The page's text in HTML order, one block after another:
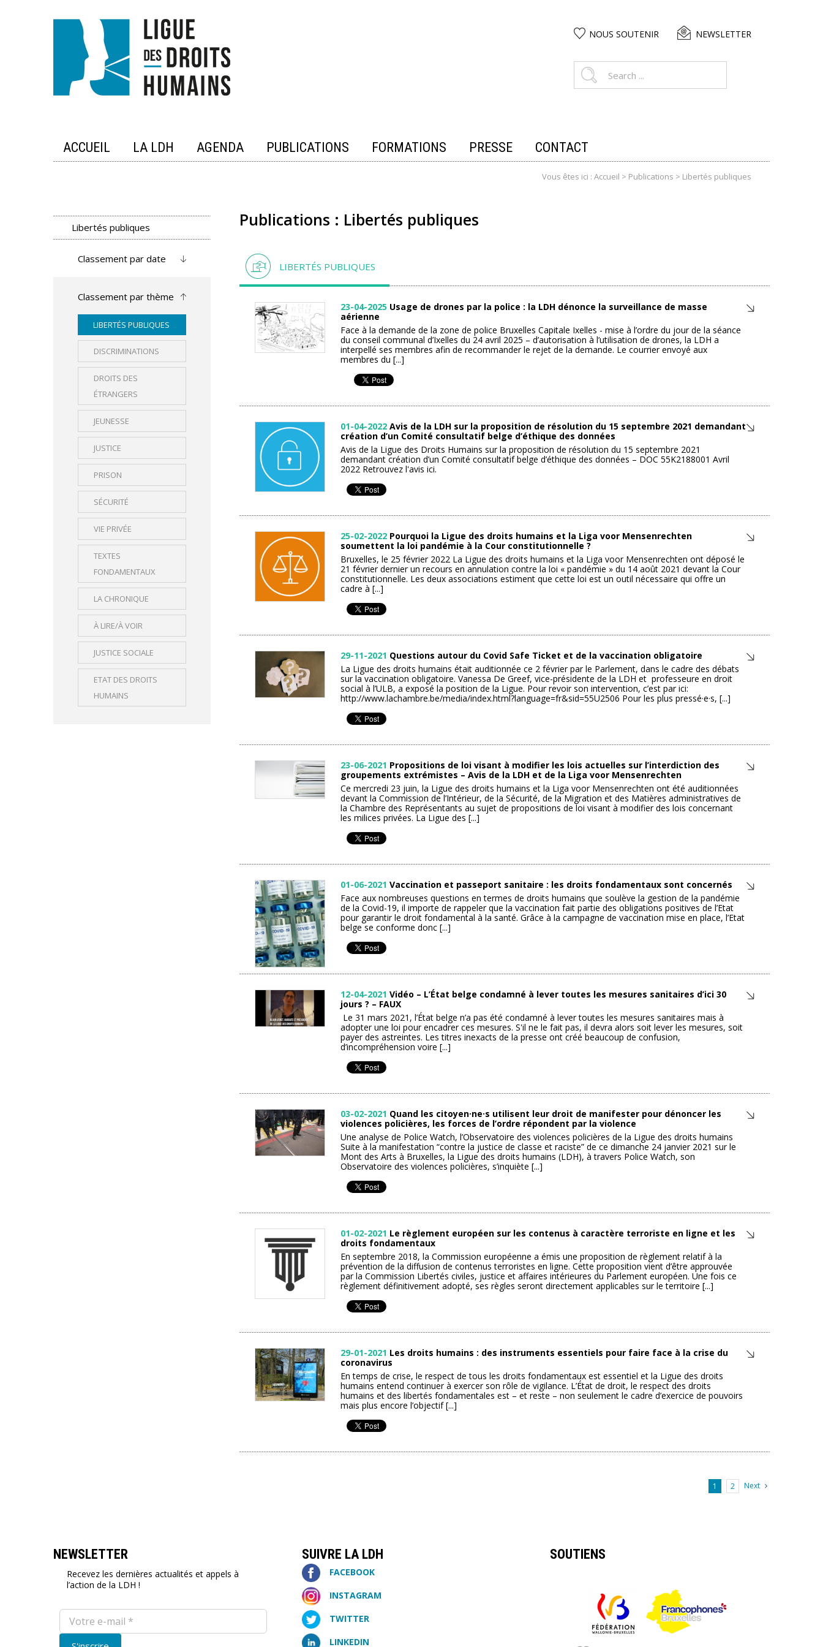
NOUS SOUTENIR NEWSLETTER
ACCUEIL LA LDH AGENDA PUBLICATIONS FORMATIONS PRESSE CONTACT
Vous êtes ici : Accueil > Publications > Libertés publiques
Publications : Libertés publiques
LIBERTÉS PUBLIQUES
23-04-2025 Usage de drones par la police : la LDH dénonce la surveillance de masse
aérienne
Face à la demande de la zone de police Bruxelles Capitale Ixelles - mise à l’ordre du jour de la séance
du conseil communal d’Ixelles du 24 avril 2025 – d’autorisation à l’utilisation de drones, la LDH a
interpellé ses membres afin de recommander le rejet de la demande. Le courrier envoyé aux
membres du [...]
01-04-2022 Avis de la LDH sur la proposition de résolution du 15 septembre 2021 demandant
création d’un Comité consultatif belge d’éthique des données
Avis de la Ligue des Droits Humains sur la proposition de résolution du 15 septembre 2021
demandant création d’un Comité consultatif belge d’éthique des données – DOC 55K2188001 Avril
2022 Retrouvez l'avis ici.
25-02-2022 Pourquoi la Ligue des droits humains et la Liga voor Mensenrechten
soumettent la loi pandémie à la Cour constitutionnelle ?
Bruxelles, le 25 février 2022 La Ligue des droits humains et la Liga voor Mensenrechten ont déposé le
21 février dernier un recours en annulation contre la loi « pandémie » du 14 août 2021 devant la Cour
constitutionnelle. Les deux associations estiment que cette loi est un outil nécessaire qui offre un
cadre à [...]
29-11-2021 Questions autour du Covid Safe Ticket et de la vaccination obligatoire
La Ligue des droits humains était auditionnée ce 2 février par le Parlement, dans le cadre des débats
sur la vaccination obligatoire. Vanessa De Greef, vice-présidente de la LDH et professeure en droit
social à l’ULB, a exposé la position de la Ligue. Pour revoir son intervention, c’est par ici:
http://www.lachambre.be/media/index.html?language=fr&sid=55U2506 Pour les plus pressé·e·s, [...]
23-06-2021 Propositions de loi visant à modifier les lois actuelles sur l’interdiction des
groupements extrémistes – Avis de la LDH et de la Liga voor Mensenrechten
Ce mercredi 23 juin, la Ligue des droits humains et la Liga voor Mensenrechten ont été auditionnées
devant la Commission de l’Intérieur, de la Sécurité, de la Migration et des Matières administratives de
la Chambre des Représentants au sujet de propositions de loi visant à modifier des lois concernant
les milices privées. La Ligue des [...]
01-06-2021 Vaccination et passeport sanitaire : les droits fondamentaux sont concernés
Face aux nombreuses questions en termes de droits humains que soulève la gestion de la pandémie
de la Covid-19, il importe de rappeler que la vaccination fait partie des obligations positives de l’Etat
pour garantir le droit fondamental à la santé. Grâce à la campagne de vaccination mise en place, l’Etat
belge se conforme donc [...]
12-04-2021 Vidéo – L’État belge condamné à lever toutes les mesures sanitaires d’ici 30
jours ? – FAUX
Le 31 mars 2021, l’État belge n’a pas été condamné à lever toutes les mesures sanitaires mais à
adopter une loi pour encadrer ces mesures. S'il ne le fait pas, il devra alors soit lever les mesures, soit
payer des astreintes. Les titres inexacts de la presse ont créé beaucoup de confusion,
d’incompréhension voire [...]
03-02-2021 Quand les citoyen·ne·s utilisent leur droit de manifester pour dénoncer les
violences policières, les forces de l’ordre répondent par la violence
Une analyse de Police Watch, l’Observatoire des violences policières de la Ligue des droits humains
Suite à la manifestation “contre la justice de classe et raciste” de ce dimanche 24 janvier 2021 sur le
Mont des Arts à Bruxelles, la Ligue des droits humains (LDH), à travers Police Watch, son
Observatoire des violences policières, s’inquiète [...]
01-02-2021 Le règlement européen sur les contenus à caractère terroriste en ligne et les
droits fondamentaux
En septembre 2018, la Commission européenne a émis une proposition de règlement relatif à la
prévention de la diffusion de contenus terroristes en ligne. Cette proposition vient d’être approuvée
par la Commission Libertés civiles, justice et affaires intérieures du Parlement européen. Une fois ce
règlement définitivement adopté, ses règles seront directement applicables sur le territoire [...]
29-01-2021 Les droits humains : des instruments essentiels pour faire face à la crise du
coronavirus
En temps de crise, le respect de tous les droits fondamentaux est essentiel et la Ligue des droits
humains entend continuer à exercer son rôle de vigilance. L’État de droit, le respect des droits
humains et des libertés fondamentales est – et reste – non seulement le cadre d’exercice de pouvoirs
mais plus encore l’objectif [...]
1 2 Next
Libertés publiques
Classement par date
Classement par thème
LIBERTÉS PUBLIQUES
DISCRIMINATIONS
DROITS DES
ÉTRANGERS
JEUNESSE
JUSTICE
PRISON
SÉCURITÉ
VIE PRIVÉE
TEXTES
FONDAMENTAUX
LA CHRONIQUE
À LIRE/À VOIR
JUSTICE SOCIALE
ETAT DES DROITS
HUMAINS
NEWSLETTER
Recevez les dernières actualités et appels à
l’action de la LDH !
SUIVRE LA LDH
FACEBOOK
INSTAGRAM
TWITTER
LINKEDIN
SOUTIENS